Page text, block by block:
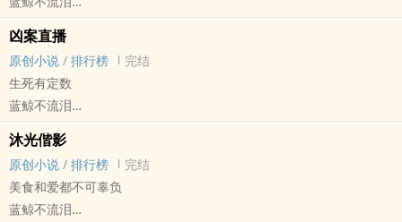
——————
标题借自[明]吴宽的《二月晦日济之邀看桃花四首》其三：
夕阳持酒酹花魂，新柳疏疏总映门。
渐有狂风吹绿暗，巳无明月上黄昏。
每更保底4500字，有囤文，争取日更。
是《赤霄》中小叔的故事，会有《赤霄》中的人物串场，但互不影
响，基本不会吃设定。
————
感谢 洗洗睡吧校对工作室 对本文的同步校对
————
钟鼎山林都是梦，人间荣辱休惊。
只消闲处过平生。
酒杯秋吸露，诗句夜裁冰。
记取小窗风雨夜，对床灯火多情。
年下
HE
——————
推荐BGM：《Fix you》-Coldplay
——————
设定在《穿山》故事之后一年左右。晏阑和苏行会串场，但戏份不
多。
年轻帅气，见谁都笑。但没有人知道他掩藏在笑意之下的真实内心。
一起性质恶劣的抛尸案让他和刑侦支队的支队长有了交集。
————————————
假乐观真悲观看谁都没区别最喜欢跟尸体打交道的法医攻x有钱有颜工
作一丝不苟但极其双标的刑侦支队长受
年下，HE
————————————
请不要叫我的主角为“攻”、“受”，他们有名字。
小网黄约到真爱
原本以为是天降爱情，结果玩起了伦理哏
————
李杺：我的男朋友让我叫他哥，但实际上他是我侄子？
李诗楷：关于我睡了我叔叔的那些事
真叔侄，真骨科
————
脑洞文，随手写的，大家随意看，别较真
原创小说 - BL - 短篇 - 完结
古代 - BE - 阴差阳错
凶案直播
原创小说 / 排行榜
完结
生死有定数
蓝鲸不流泪
魔幻现实
摄像师老景被安排进行一场直播拍摄
每一名参与者最终都会以各种方式被NPC推下楼
跟拍到最后，老景才发现事情并非那幺简单……
沐光偕影
原创小说 / 排行榜
完结
美食和爱都不可辜负
蓝鲸不流泪